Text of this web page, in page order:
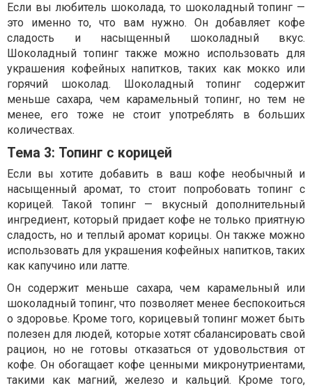
Если вы любитель шоколада, то шоколадный топинг —
это именно то, что вам нужно. Он добавляет кофе
сладость и насыщенный шоколадный вкус.
Шоколадный топинг также можно использовать для
украшения кофейных напитков, таких как мокко или
горячий шоколад. Шоколадный топинг содержит
меньше сахара, чем карамельный топинг, но тем не
менее, его тоже не стоит употреблять в больших
количествах.
Тема 3: Топинг с корицей
Если вы хотите добавить в ваш кофе необычный и
насыщенный аромат, то стоит попробовать топинг с
корицей. Такой топинг — вкусный дополнительный
ингредиент, который придает кофе не только приятную
сладость, но и теплый аромат корицы. Он также можно
использовать для украшения кофейных напитков, таких
как капучино или латте.
Он содержит меньше сахара, чем карамельный или
шоколадный топинг, что позволяет менее беспокоиться
о здоровье. Кроме того, корицевый топинг может быть
полезен для людей, которые хотят сбалансировать свой
рацион, но не готовы отказаться от удовольствия от
кофе. Он обогащает кофе ценными микронутриентами,
такими как магний, железо и кальций. Кроме того,